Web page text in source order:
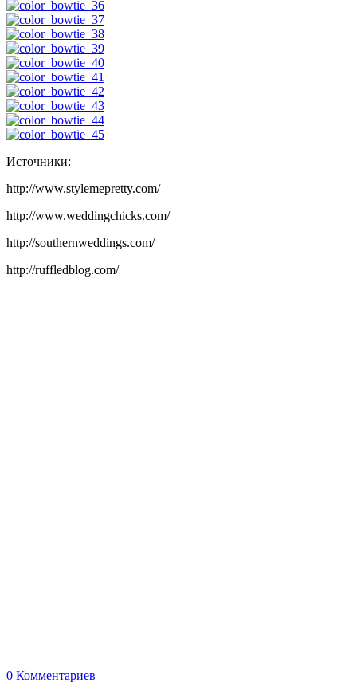
Источники:
http://www.stylemepretty.com/
http://www.weddingchicks.com/
http://southernweddings.com/
http://ruffledblog.com/
0 Комментариев